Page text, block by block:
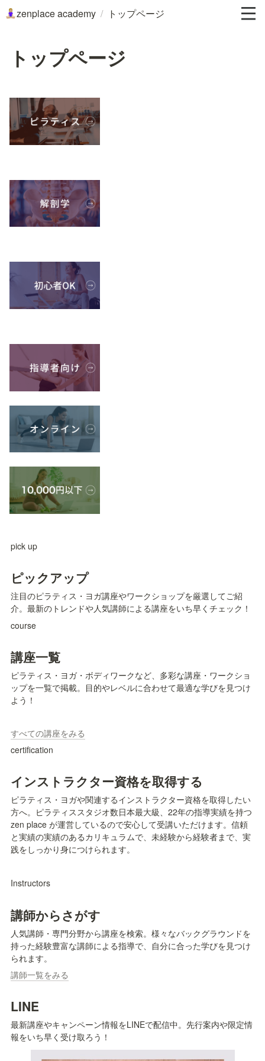
🧘🏼‍♀️ zenplace academy / トップページ
トップページ
pick up
ピックアップ
注目のピラティス・ヨガ講座やワークショップを厳選してご紹
介。最新のトレンドや人気講師による講座をいち早くチェック！
course
講座一覧
ピラティス・ヨガ・ボディワークなど、多彩な講座・ワークショ
ップを一覧で掲載。目的やレベルに合わせて最適な学びを見つけ
よう！
すべての講座をみる
certification
インストラクター資格を取得する
ピラティス・ヨガや関連するインストラクター資格を取得したい
方へ。ピラティススタジオ数日本最大級、22年の指導実績を持つ
zen place が運営しているので安心して受講いただけます。信頼
と実績の実績のあるカリキュラムで、未経験から経験者まで、実
践をしっかり身につけられます。
Instructors
講師からさがす
人気講師・専門分野から講座を検索。様々なバックグラウンドを
持った経験豊富な講師による指導で、自分に合った学びを見つけ
られます。
講師一覧をみる
LINE
最新講座やキャンペーン情報をLINEで配信中。先行案内や限定情
報をいち早く受け取ろう！